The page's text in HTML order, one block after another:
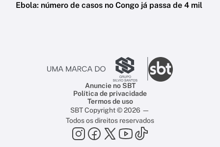
Ebola: número de casos no Congo já passa de 4 mil
Anuncie no SBT
Política de privacidade
Termos de uso
SBT Copyright © 2026 —
Todos os direitos reservados